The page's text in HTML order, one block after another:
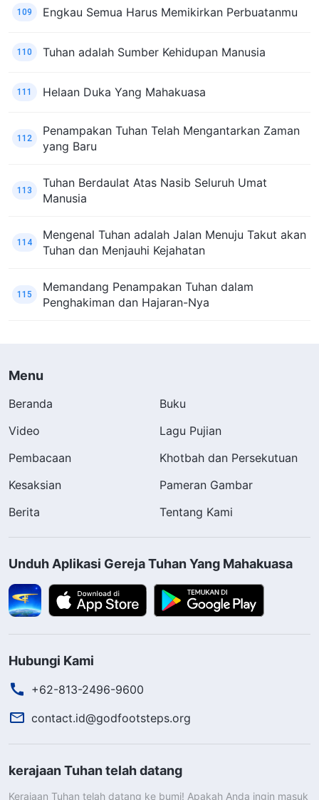
109 Engkau Semua Harus Memikirkan Perbuatanmu
110 Tuhan adalah Sumber Kehidupan Manusia
111 Helaan Duka Yang Mahakuasa
112
Penampakan Tuhan Telah Mengantarkan Zaman
yang Baru
113
Tuhan Berdaulat Atas Nasib Seluruh Umat
Manusia
114
Mengenal Tuhan adalah Jalan Menuju Takut akan
Tuhan dan Menjauhi Kejahatan
115
Memandang Penampakan Tuhan dalam
Penghakiman dan Hajaran-Nya
Menu
Beranda
Buku
Video
Lagu Pujian
Pembacaan
Khotbah dan Persekutuan
Kesaksian
Pameran Gambar
Berita
Tentang Kami
Unduh Aplikasi Gereja Tuhan Yang Mahakuasa
Hubungi Kami
+62-813-2496-9600
contact.id@godfootsteps.org
kerajaan Tuhan telah datang
Kerajaan Tuhan telah datang ke bumi! Apakah Anda ingin masuk